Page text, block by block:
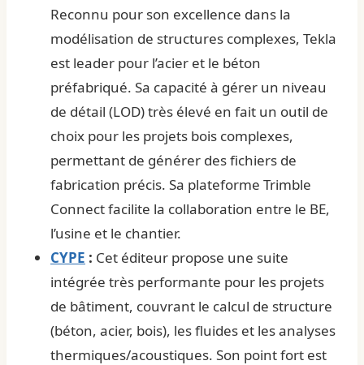
Reconnu pour son excellence dans la
modélisation de structures complexes, Tekla
est leader pour l’acier et le béton
préfabriqué. Sa capacité à gérer un niveau
de détail (LOD) très élevé en fait un outil de
choix pour les projets bois complexes,
permettant de générer des fichiers de
fabrication précis. Sa plateforme Trimble
Connect facilite la collaboration entre le BE,
l’usine et le chantier.
CYPE : Cet éditeur propose une suite
intégrée très performante pour les projets
de bâtiment, couvrant le calcul de structure
(béton, acier, bois), les fluides et les analyses
thermiques/acoustiques. Son point fort est